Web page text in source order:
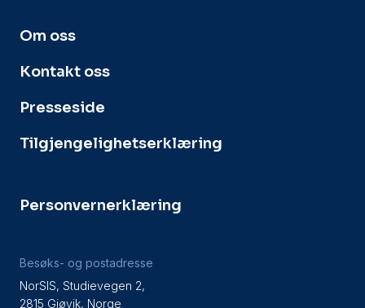
Om oss
Kontakt oss
Presseside
Tilgjengelighetserklæring
Personvernerklæring
Besøks- og postadresse
NorSIS, Studievegen 2,
2815 Gjøvik, Norge